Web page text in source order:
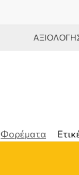
Φορέματα